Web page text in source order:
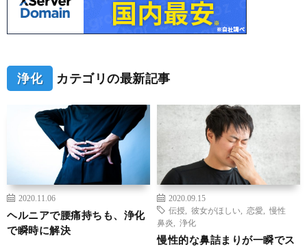
浄化 カテゴリの最新記事
2020.11.06
ヘルニアで腰痛持ちも、浄化
で瞬時に解決
2020.09.15
伝授
彼女がほしい 恋愛
慢性
鼻炎
浄化
慢性的な鼻詰まりが一瞬でス